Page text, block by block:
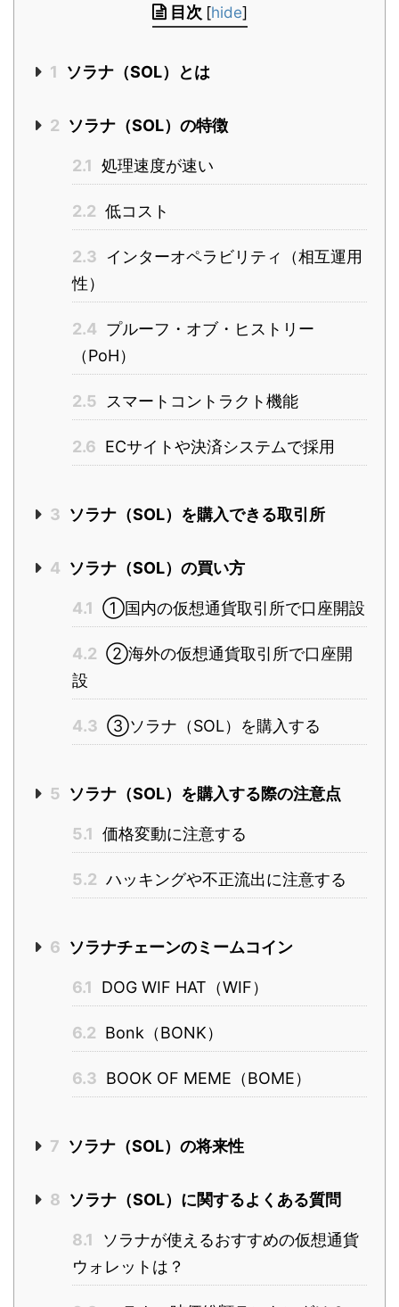
目次 [hide]
1 ソラナ（SOL）とは
2 ソラナ（SOL）の特徴
2.1 処理速度が速い
2.2 低コスト
2.3
インターオペラビリティ（相互運用
性）
2.4 プルーフ・オブ・ヒストリー
（PoH）
2.5 スマートコントラクト機能
2.6 ECサイトや決済システムで採用
3 ソラナ（SOL）を購入できる取引所
4 ソラナ（SOL）の買い方
4.1 ①国内の仮想通貨取引所で口座開設
4.2 ②海外の仮想通貨取引所で口座開
設
4.3 ③ソラナ（SOL）を購入する
5 ソラナ（SOL）を購入する際の注意点
5.1 価格変動に注意する
5.2 ハッキングや不正流出に注意する
6 ソラナチェーンのミームコイン
6.1 DOG WIF HAT（WIF）
6.2 Bonk（BONK）
6.3 BOOK OF MEME（BOME）
7 ソラナ（SOL）の将来性
8 ソラナ（SOL）に関するよくある質問
8.1
ソラナが使えるおすすめの仮想通貨
ウォレットは？